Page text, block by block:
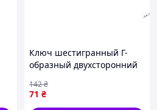
Ключ шестигранный Г-
образный двухсторонний
длина 36 х 160 мм
71 ₴
142₴